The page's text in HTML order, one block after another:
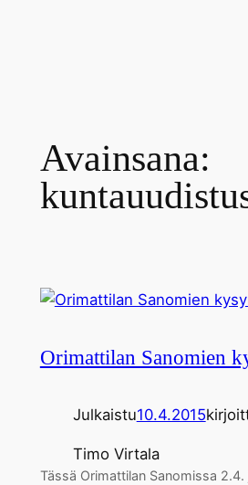
Avainsana:
Orimattilan Sanomien
Julkaistu10.4.2015
Timo Virtala
Tässä Orimattilan Sanomissa